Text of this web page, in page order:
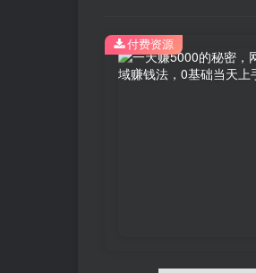
付费资源